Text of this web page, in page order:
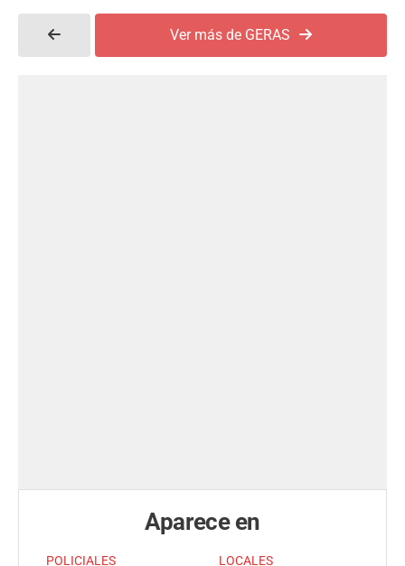
Ver más de GERAS
Aparece en
POLICIALES LOCALES